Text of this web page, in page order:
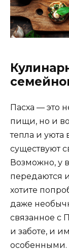
Пасха — это
пищи, но и
тепла и уюта
существуют
Возможно, у
передаются
хотите
даже
связанное с
и заботе, и
особенными.